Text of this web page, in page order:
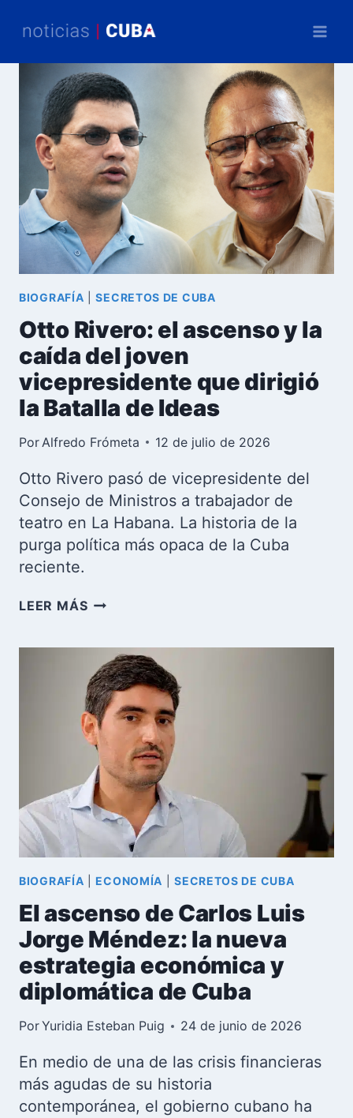
BIOGRAFÍA |SECRETOS DE CUBA
Otto Rivero: el ascenso y la
caída del joven
vicepresidente que dirigió
la Batalla de Ideas
Por Alfredo Frómeta 12 de julio de 2026
Otto Rivero pasó de vicepresidente del
Consejo de Ministros a trabajador de
teatro en La Habana. La historia de la
purga política más opaca de la Cuba
reciente.
LEER MÁSOTTO
ASCENSO
Y
LA
CAÍDA
DEL
JOVEN
VICEPRESIDENTE
QUE
DIRIGIÓ
LA
BATALLA
DE
IDEAS
BIOGRAFÍA ECONOMÍA |SECRETOS DE CUBA
El ascenso de Carlos Luis
Jorge Méndez: la nueva
estrategia económica y
diplomática de Cuba
PorYuridia Esteban Puig 24 de junio de 2026
En medio de una de las crisis financieras
más agudas de su historia
contemporánea, el gobierno cubano ha